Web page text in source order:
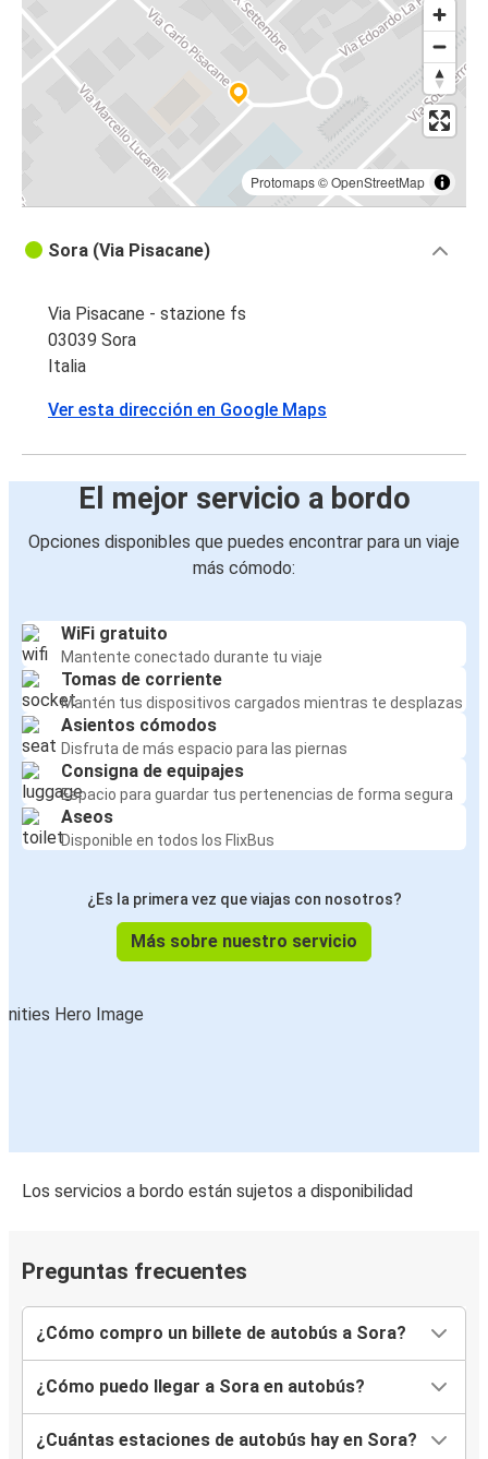
Protomaps©OpenStreetMap
Sora (Via Pisacane)
Via Pisacane - stazione fs
03039 Sora
Italia
Ver esta dirección en Google Maps
El mejor servicio a bordo
Opciones disponibles que puedes encontrar para un viaje
más cómodo:
WiFi gratuito
Mantente conectado durante tu viaje
Tomas de corriente
Mantén tus dispositivos cargados mientras te desplazas
Asientos cómodos
Disfruta de más espacio para las piernas
Consigna de equipajes
Espacio para guardar tus pertenencias de forma segura
Aseos
Disponible en todos los FlixBus
¿Es la primera vez que viajas con nosotros?
Más sobre nuestro servicio
Los servicios a bordo están sujetos a disponibilidad
Preguntas frecuentes
¿Cómo compro un billete de autobús a Sora?
¿Cómo puedo llegar a Sora en autobús?
¿Cuántas estaciones de autobús hay en Sora?